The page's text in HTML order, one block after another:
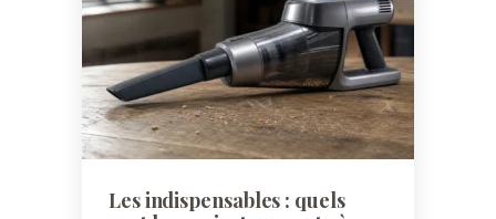
Les indispensables : quels